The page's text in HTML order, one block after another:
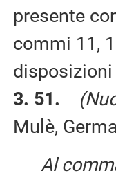
presente
commi 11,
3. 51.
Mulè,
Al